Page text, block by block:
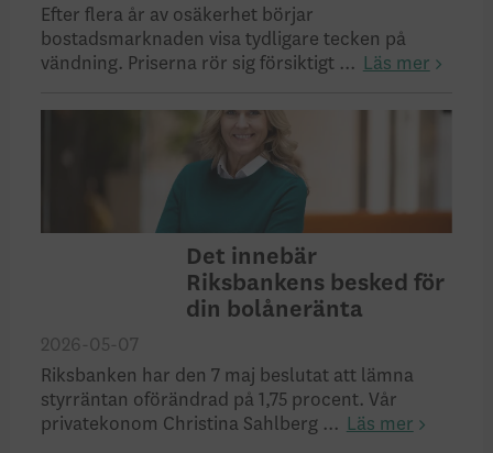
Efter flera år av osäkerhet börjar
bostadsmarknaden visa tydligare tecken på
vändning. Priserna rör sig försiktigt ...
Läs mer
Det innebär
Riksbankens besked för
din bolåneränta
2026-05-07
Riksbanken har den 7 maj beslutat att lämna
styrräntan oförändrad på 1,75 procent. Vår
privatekonom Christina Sahlberg ...
Läs mer